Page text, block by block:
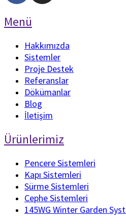
Menü
Hakkımızda
Sistemler
Proje Destek
Referanslar
Dökümanlar
Blog
İletişim
Ürünlerimiz
Pencere Sistemleri
Kapı Sistemleri
Sürme Sistemleri
Cephe Sistemleri
145WG Winter Garden